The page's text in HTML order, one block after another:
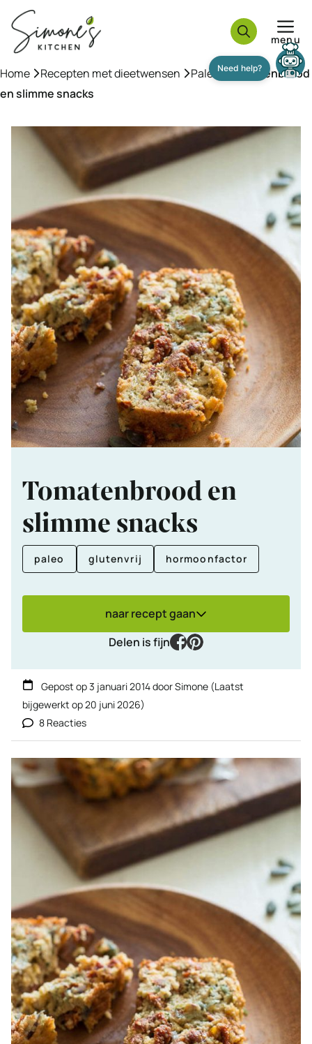
naar
inhoud
menu
Home »Recepten met dieetwensen »Paleo»Tomatenbrood
en slimme snacks
Tomatenbrood en
slimme snacks
paleo glutenvrij hormoonfactor
naar recept gaan
Delen is fijn
facebook
pinterest
Gepost op3 januari 2014doorSimone (Laatst
bijgewerkt op20 juni 2026)
8 Reacties